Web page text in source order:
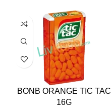
BONB ORANGE TIC TAC
16G